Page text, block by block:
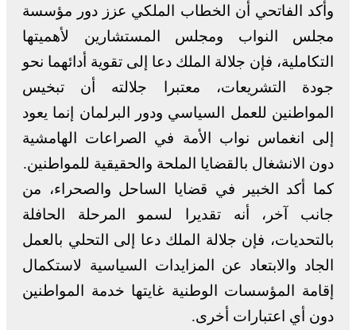
وأكد الفاتحي أن الخطاب الملكي عزز دور مؤسسة
مجلس النواب ومجلس المستشارين لأهميتها
التكاملية، فإن جلالة الملك دعا إلى تقوية أدائهما نحو
جودة التشريعات، معتبرا جلالته أن تبخيس
المواطنين للعمل السياسي ودور البرلمان إنما يعود
إلى انغماس نواب الأمة في الصراعات الهامشية
دون الانشغال بالقضايا الملحة والحقيقية للمواطنين.
كما أكد الخبير في قضايا الساحل والصحراء، من
جانب آخر، أنه تقديرا لسمو المرحلة الحافلة
بالتحديات، فإن جلالة الملك دعا إلى التحلي بالعمل
الجاد والابتعاد عن المزايدات السياسية لاستكمال
إقامة المؤسسات الوطنية غايتها خدمة المواطنين
دون أي اعتبارات أخرى.